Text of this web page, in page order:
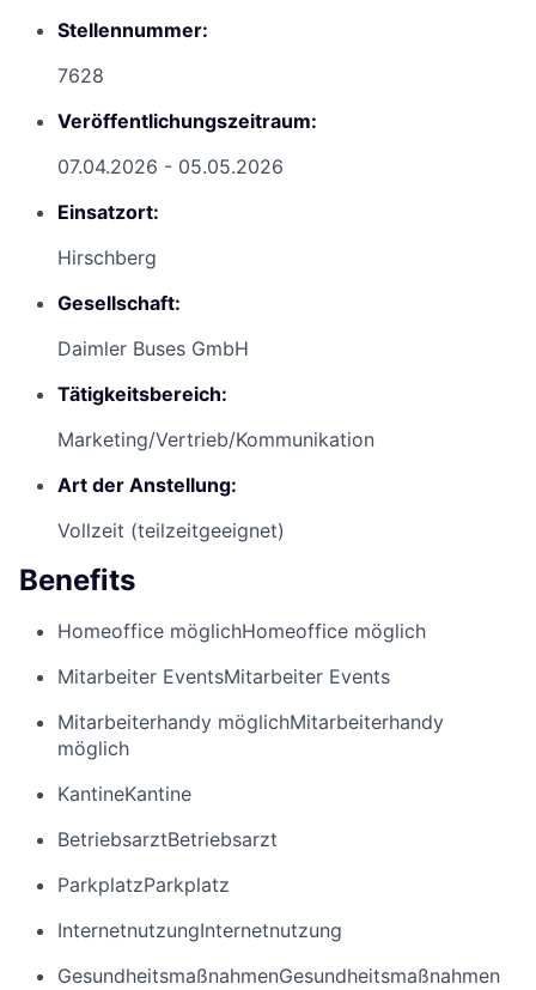
Stellennummer:
7628
Veröffentlichungszeitraum:
07.04.2026 - 05.05.2026
Einsatzort:
Hirschberg
Gesellschaft:
Daimler Buses GmbH
Tätigkeitsbereich:
Marketing/Vertrieb/Kommunikation
Art der Anstellung:
Vollzeit (teilzeitgeeignet)
Benefits
Homeoffice möglichHomeoffice möglich
Mitarbeiter EventsMitarbeiter Events
Mitarbeiterhandy möglichMitarbeiterhandy
möglich
KantineKantine
BetriebsarztBetriebsarzt
ParkplatzParkplatz
InternetnutzungInternetnutzung
GesundheitsmaßnahmenGesundheitsmaßnahmen